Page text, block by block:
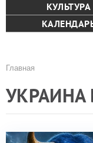
КУЛЬТУРА
Строка
навигации
Главная
УКРАИНА